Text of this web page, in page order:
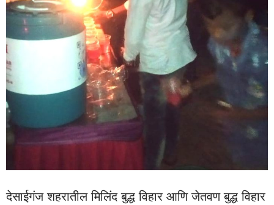
देसाईगंज शहरातील मिलिंद बुद्ध विहार आणि जेतवण बुद्ध विहार